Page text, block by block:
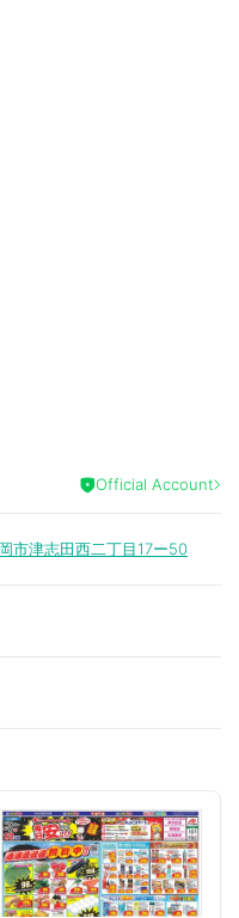
Official Account
市津志田西二丁目17ー50